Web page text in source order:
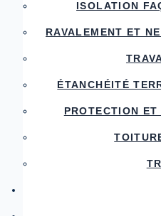
ISOLATION
RAVALEMENT ET
ÉTANCHÉITÉ
PROTECTION